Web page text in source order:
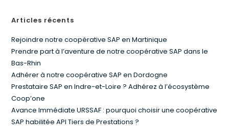
Articles récents
Rejoindre notre coopérative SAP en Martinique
Prendre part à l’aventure de notre coopérative SAP dans le
Bas-Rhin
Adhérer à notre coopérative SAP en Dordogne
Prestataire SAP en Indre-et-Loire ? Adhérez à l’écosystème
Coop’one
Avance Immédiate URSSAF : pourquoi choisir une coopérative
SAP habilitée API Tiers de Prestations ?